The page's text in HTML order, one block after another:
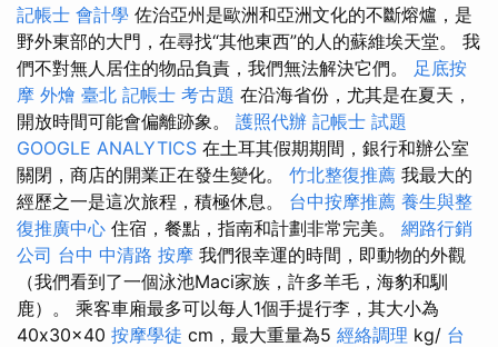
記帳士 會計學 佐治亞州是歐洲和亞洲文化的不斷熔爐，是
野外東部的大門，在尋找“其他東西”的人的蘇維埃天堂。 我
們不對無人居住的物品負責，我們無法解決它們。 足底按
摩 外燴 臺北 記帳士 考古題 在沿海省份，尤其是在夏天，
開放時間可能會偏離跡象。 護照代辦 記帳士 試題
GOOGLE ANALYTICS 在土耳其假期期間，銀行和辦公室
關閉，商店的開業正在發生變化。 竹北整復推薦 我最大的
經歷之一是這次旅程，積極休息。 台中按摩推薦 養生與整
復推廣中心 住宿，餐點，指南和計劃非常完美。 網路行銷
公司 台中 中清路 按摩 我們很幸運的時間，即動物的外觀
（我們看到了一個泳池Maci家族，許多羊毛，海豹和馴
鹿）。 乘客車廂最多可以每人1個手提行李，其大小為
40x30x40 按摩學徒 cm，最大重量為5 經絡調理 kg/ 台